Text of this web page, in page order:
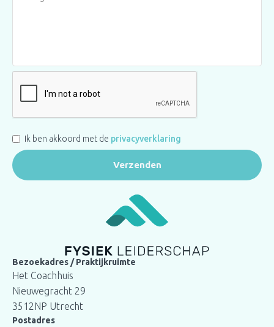
Ik ben akkoord met de privacyverklaring
Bezoekadres / Praktijkruimte
Het Coachhuis
Nieuwegracht 29
3512NP Utrecht
Postadres